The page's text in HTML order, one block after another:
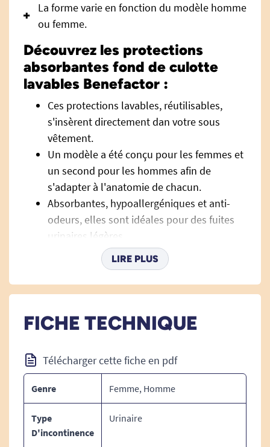
La forme varie en fonction du modèle homme
ou femme.
Découvrez les protections
absorbantes fond de culotte
lavables Benefactor :
Ces protections lavables, réutilisables,
s'insèrent directement dan votre sous
vêtement.
Un modèle a été conçu pour les femmes et
un second pour les hommes afin de
s'adapter à l'anatomie de chacun.
Absorbantes, hypoallergéniques et anti-
odeurs, elles sont idéales pour des fuites
urinaires légères.
Elles possèdent une face absorbante et
une face intraversable.
Lot de 2 protections.
Sèche linge autorisé à température
modérée.
LIRE PLUS
FICHE TECHNIQUE
Télécharger cette fiche en pdf
Genre Femme, Homme
Type
D'incontinence
Urinaire